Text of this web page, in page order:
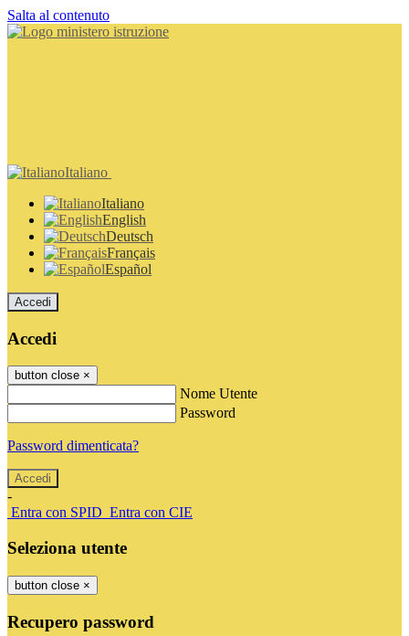
Salta al contenuto
Italiano
Italiano
English
Deutsch
Français
Español
Accedi
Accedi
button close ×
Nome Utente
Password
Password dimenticata?
-
Entra con SPID Entra con CIE
Seleziona utente
button close ×
Recupero password